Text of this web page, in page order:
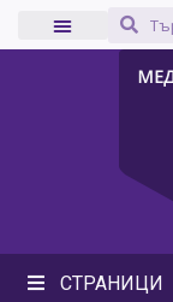
СТРАНИЦИ